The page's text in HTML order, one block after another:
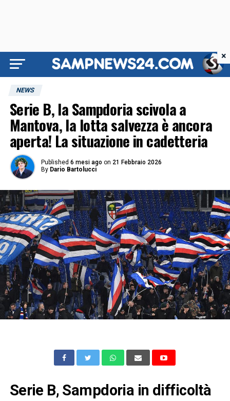
NEWS
Serie B, la Sampdoria scivola a
Mantova, la lotta salvezza è ancora
aperta! La situazione in cadetteria
Published 6 mesi ago on 21 Febbraio 2026
By Dario Bartolucci
Serie B, Sampdoria in difficoltà
×